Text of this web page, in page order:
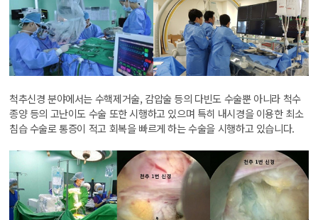
척추신경 분야에서는 수핵제거술, 감압술 등의 다빈도 수술뿐 아니라 척수
종양 등의 고난이도 수술 또한 시행하고 있으며 특히 내시경을 이용한 최소
침습 수술로 통증이 적고 회복을 빠르게 하는 수술을 시행하고 있습니다.